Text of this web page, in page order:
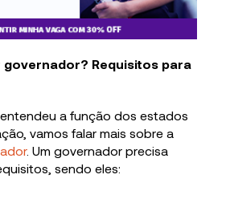
governador? Requisitos para
a função dos estados
vamos falar mais sobre a
. Um governador precisa
sendo eles: